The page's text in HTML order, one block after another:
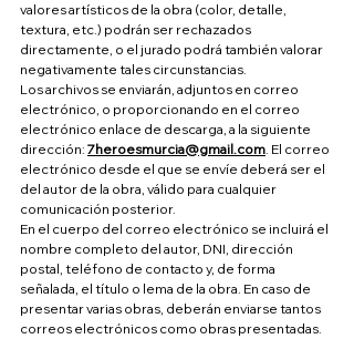
valores artísticos de la obra (color, detalle,
textura, etc.) podrán ser rechazados
directamente, o el jurado podrá también valorar
negativamente tales circunstancias.
Los archivos se enviarán, adjuntos en correo
electrónico, o proporcionando en el correo
electrónico enlace de descarga, a la siguiente
dirección: 7heroesmurcia@gmail.com. El correo
electrónico desde el que se envíe deberá ser el
del autor de la obra, válido para cualquier
comunicación posterior.
En el cuerpo del correo electrónico se incluirá el
nombre completo del autor, DNI, dirección
postal, teléfono de contacto y, de forma
señalada, el título o lema de la obra. En caso de
presentar varias obras, deberán enviarse tantos
correos electrónicos como obras presentadas.